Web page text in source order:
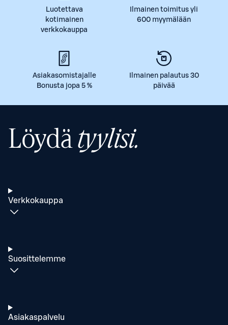
Luotettava
kotimainen
verkkokauppa
Ilmainen toimitus yli
600 myymälään
Asiakasomistajalle
Bonusta jopa 5 %
Ilmainen palautus 30
päivää
Löydätyylisi.
Verkkokauppa
Suosittelemme
Asiakaspalvelu